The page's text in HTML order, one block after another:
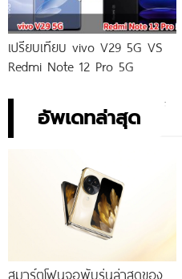
เปรียบเทียบ vivo V29 5G VS
Redmi Note 12 Pro 5G
อัพเดทล่าสุด
สมาร์ตโฟนจอพับรุ่นล่าสุดของ